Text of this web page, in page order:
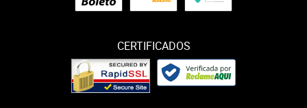
CERTIFICADOS